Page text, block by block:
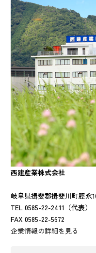
西建産業株式会社
岐阜県揖斐郡揖斐川町脛永
TEL 0585-22-2411（代表）
FAX 0585-22-5672
企業情報の詳細を見る